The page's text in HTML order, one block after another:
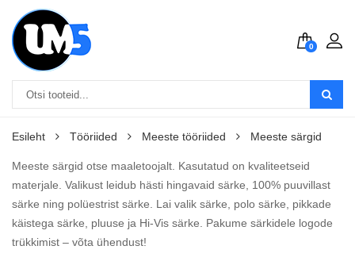
0
Esileht Tööriided Meeste tööriided Meeste särgid
Meeste särgid otse maaletoojalt. Kasutatud on kvaliteetseid
materjale. Valikust leidub hästi hingavaid särke, 100% puuvillast
särke ning polüestrist särke. Lai valik särke, polo särke, pikkade
käistega särke, pluuse ja Hi-Vis särke. Pakume särkidele logode
trükkimist – võta ühendust!